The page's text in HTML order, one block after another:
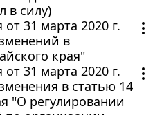
в силу)
31 марта 2020 г.
в
края"
31 марта 2020 г.
в статью 14
"О регулировании